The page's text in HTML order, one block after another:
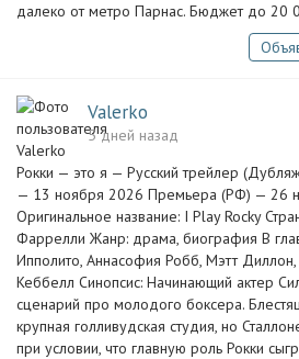
далеко от метро Парнас. Бюджет до 20
Valerko
5 дней назад
Рокки — это я — Русский трейлер
— 13 ноября 2026 Премьера (РФ) — 26
Оригинальное название: I Play Rocky
Фаррелли Жанр: драма, биография В
Ипполито, Аннасофия Робб, Мэтт Диллон,
Кеббелл Синопсис: Начинающий актер
сценарий про молодого боксера.
крупная голливудская студия, но
при условии, что главную роль Рокки